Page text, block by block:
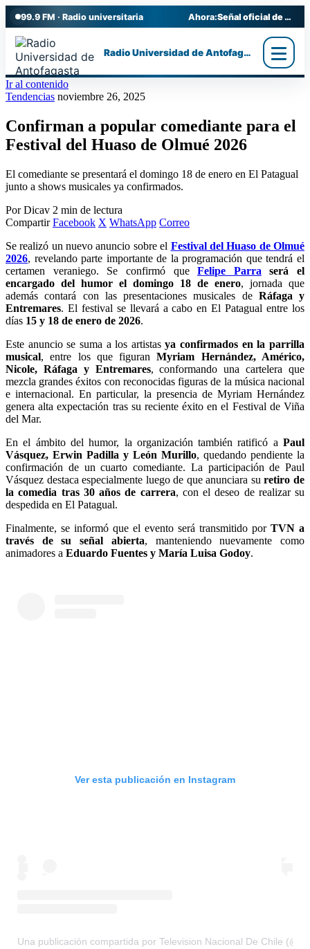
99.9 FM · Radio universitaria Ahora: Señal oficial de Radio UA
Radio Universidad de Antofagasta
Ir al contenido
Tendencias noviembre 26, 2025
Confirman a popular comediante para el
Festival del Huaso de Olmué 2026
El comediante se presentará el domingo 18 de enero en El Patagual
junto a shows musicales ya confirmados.
Por Dicav 2 min de lectura
Compartir Facebook X WhatsApp Correo
Se realizó un nuevo anuncio sobre el Festival del Huaso de Olmué
2026, revelando parte importante de la programación que tendrá el
certamen veraniego. Se confirmó queFelipe Parra será el
encargado del humor el domingo 18 de enero, jornada que
además contará con las presentaciones musicales de Ráfaga y
Entremares. El festival se llevará a cabo en El Patagual entre los
días 15 y 18 de enero de 2026.
Este anuncio se suma a los artistasya confirmados en la parrilla
musical, entre los que figuranMyriam Hernández, Américo,
Nicole, Ráfaga y Entremares, conformando una cartelera que
mezcla grandes éxitos con reconocidas figuras de la música nacional
e internacional. En particular, la presencia de Myriam Hernández
genera alta expectación tras su reciente éxito en el Festival de Viña
del Mar.
En el ámbito del humor, la organización también ratificó a Paul
Vásquez, Erwin Padilla y León Murillo, quedando pendiente la
confirmación de un cuarto comediante. La participación de Paul
Vásquez destaca especialmente luego de que anunciara suretiro de
la comedia tras 30 años de carrera, con el deseo de realizar su
despedida en El Patagual.
Finalmente, se informó que el evento será transmitido por TVN a
través de su señal abierta, manteniendo nuevamente como
animadores a Eduardo Fuentes y María Luisa Godoy.
Ver esta publicación en Instagram
Una publicación compartida por Television Nacional De Chile